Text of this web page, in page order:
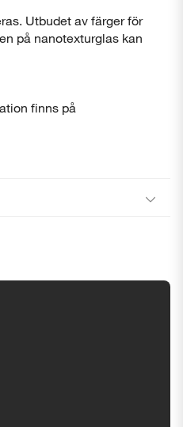
Utbudet av färger för
på nanotexturglas kan
finns på